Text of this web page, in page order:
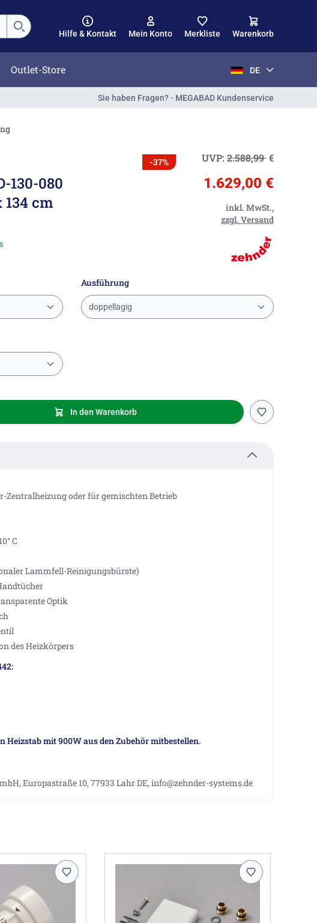
Hilfe & Kontakt Mein Konto Merkliste Warenkorb
Outlet-Store DE
Sie haben Fragen? - MEGABAD Kundenservice
130-080
cm
-37% UVP: 2.588,99€
1.629,00 €
inkl. MwSt.,
zzgl. Versand
Ausführung
doppellagig
In den Warenkorb
Zentralheizung oder für gemischten Betrieb
C
Lammfell-Reinigungsbürste)
Optik
des Heizkörpers
Heizstab mit 900W aus den Zubehör mitbestellen.
Europastraße 10, 77933 Lahr DE, info@zehnder-systems.de